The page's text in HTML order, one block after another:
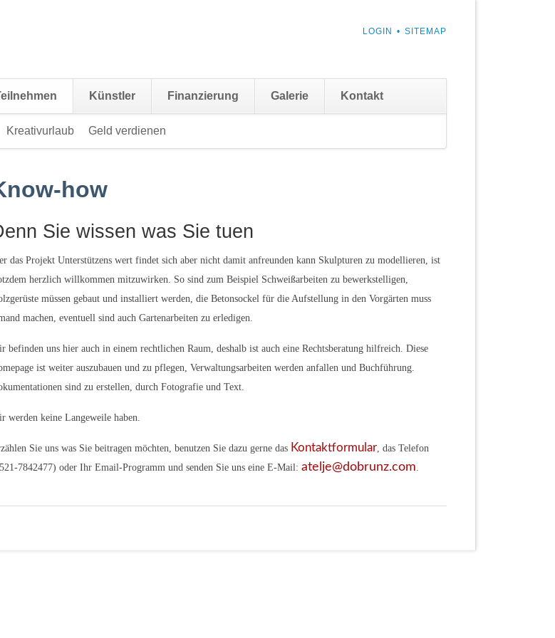
NAVIGATION
LOGIN SITEMAP
überspringen
Künstler Finanzierung Galerie Kontakt
überspringen
Kreativurlaub Geld verdienen
how
Sie wissen was Sie tuen
das Projekt Unterstützens wert findet sich aber nicht damit anfreunden kann Skulpturen zu modellieren, ist
herzlich willkommen mitzuwirken. So sind zum Beispiel Schweißarbeiten zu bewerkstelligen,
müssen gebaut und installiert werden, die Betonsockel für die Aufstellung in den Vorgärten muss
machen, eventuell sind auch Gartenarbeiten zu erledigen.
befinden uns hier auch in einem rechtlichen Raum, deshalb ist auch eine Rechtsberatung hilfreich. Diese
ist weiter auszubauen und zu pflegen, Verwaltungsarbeiten werden anfallen und Buchführung.
sind zu erstellen, durch Fotografie und Text.
werden keine Langeweile haben.
Sie uns was Sie beitragen möchten, benutzen Sie dazu gerne das Kontaktformular , das Telefon
7842477) oder Ihr Email-Programm und senden Sie uns eine E-Mail: atelje@dobrunz.com